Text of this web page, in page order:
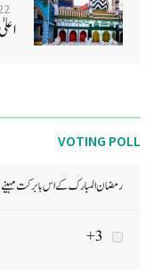
VOTING POLL
رمضان المبارک کے اس بابرکت مہینے
3+